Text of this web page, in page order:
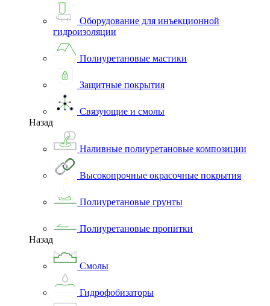
Оборудование для инъекционной
гидроизоляции
Полиуретановые мастики
Защитные покрытия
Связующие и смолы
Назад
Наливные полиуретановые композиции
Высокопрочные окрасочные покрытия
Полиуретановые грунты
Полиуретановые пропитки
Назад
Смолы
Гидрофобизаторы